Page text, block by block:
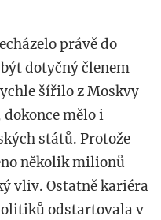
právě do
dotyčný členem
šířilo z Moskvy
dokonce mělo i
států. Protože
několik milionů
vliv. Ostatně kariéra
odstartovala v